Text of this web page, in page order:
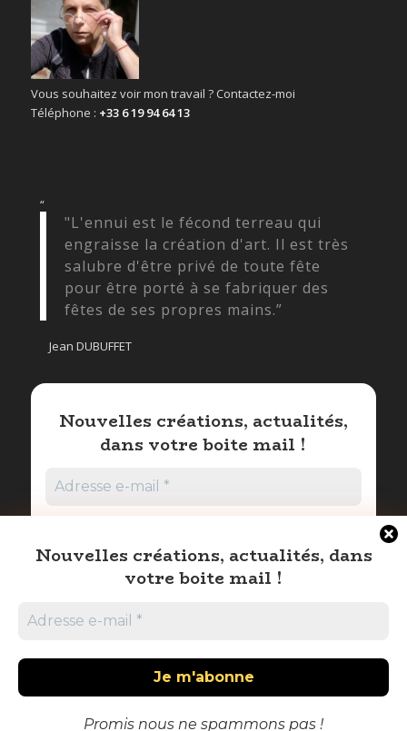
Vous souhaitez voir mon travail ? Contactez-moi
Téléphone : +33 6 19 94 64 13
“
"L'ennui est le fécond terreau qui
engraisse la création d'art. Il est très
salubre d'être privé de toute fête
pour être porté à se fabriquer des
fêtes de ses propres mains.”
Jean DUBUFFET
Nouvelles créations, actualités,
dans votre boite mail !
© Rejine Halimi
Nouvelles créations, actualités, dans
votre boite mail !
Promis nous ne spammons pas !